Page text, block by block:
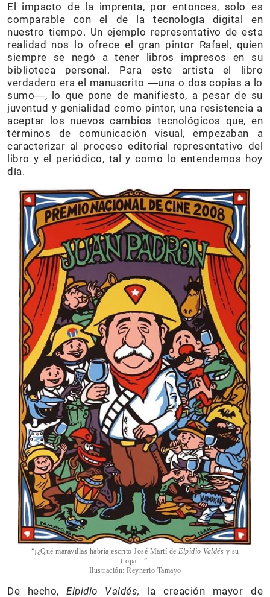
El impacto de la imprenta, por entonces, solo es
comparable con el de la tecnología digital en
nuestro tiempo. Un ejemplo representativo de esta
realidad nos lo ofrece el gran pintor Rafael, quien
siempre se negó a tener libros impresos en su
biblioteca personal. Para este artista el libro
verdadero era el manuscrito ―una o dos copias a lo
sumo―, lo que pone de manifiesto, a pesar de su
juventud y genialidad como pintor, una resistencia a
aceptar los nuevos cambios tecnológicos que, en
términos de comunicación visual, empezaban a
caracterizar al proceso editorial representativo del
libro y el periódico, tal y como lo entendemos hoy
día.
“¡¿Qué maravillas habría escrito José Martí de Elpidio Valdés y su
tropa…”.
Ilustración: Reynerio Tamayo
De hecho, Elpidio Valdés, la creación mayor de